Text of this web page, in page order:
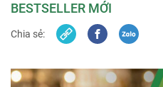
BESTSELLER MỚI
Chia sẻ: